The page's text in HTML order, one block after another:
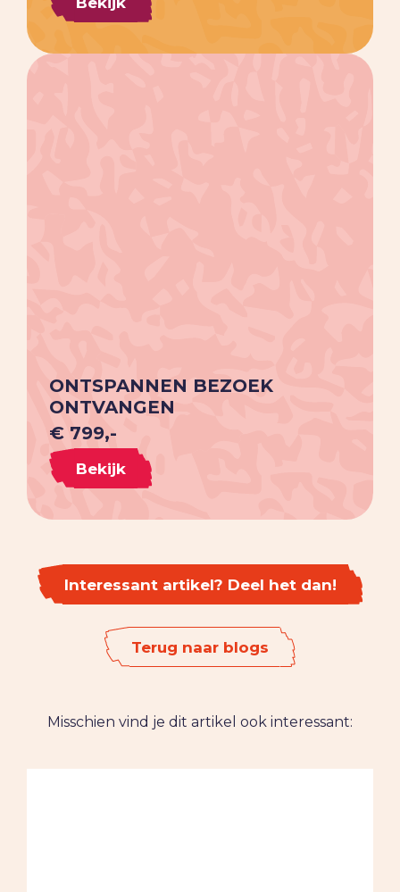
ONTSPANNEN BEZOEK
ONTVANGEN
€ 799,-
Bekijk
Interessant artikel? Deel het dan!
Terug naar blogs
Misschien vind je dit artikel ook interessant: